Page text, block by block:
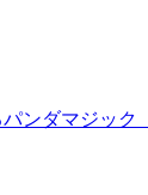
ンダマジック